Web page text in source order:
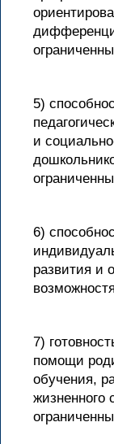
5)
и
6)
развития и
7)
помощи
обучения,
жизненного